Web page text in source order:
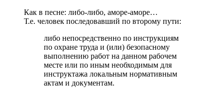
Как в песне: либо-либо, аморе-аморе…
Т.е. человек последовавший по второму пути:
либо непосредственно по инструкциям
по охране труда и (или) безопасному
выполнению работ на данном рабочем
месте или по иным необходимым для
инструктажа локальным нормативным
актам и документам.